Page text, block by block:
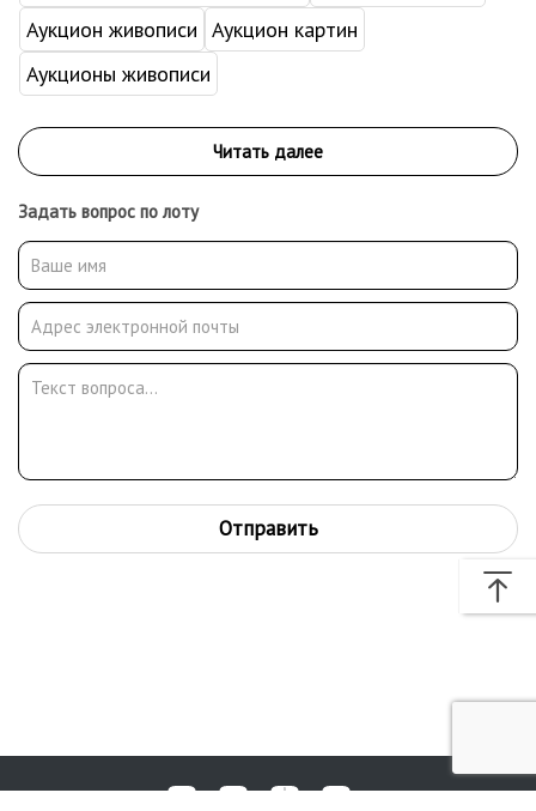
Аукцион живописи Аукцион картин
Аукционы живописи
Задать вопрос по лоту
Отправить